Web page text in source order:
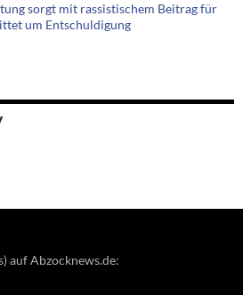
sorgt mit rassistischem Beitrag für
um Entschuldigung
auf Abzocknews.de: